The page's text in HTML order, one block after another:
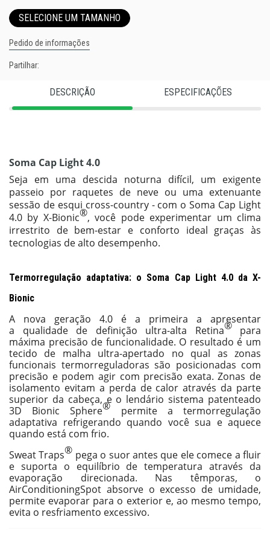
DESCRIÇÃO ESPECIFICAÇÕES
Soma Cap Light 4.0
Seja em uma descida noturna difícil, um exigente
passeio por raquetes de neve ou uma extenuante
sessão de esqui cross-country - com o Soma Cap Light
4.0 by X-Bionic®, você pode experimentar um clima
irrestrito de bem-estar e conforto ideal graças às
tecnologias de alto desempenho.
Termorregulação adaptativa: o Soma Cap Light 4.0 da X-
Bionic
A nova geração 4.0 é a primeira a apresentar
a qualidade de definição ultra-alta Retina®para
máxima precisão de funcionalidade. O resultado é um
tecido de malha ultra-apertado no qual as zonas
funcionais termorreguladoras são posicionadas com
precisão e podem agir com precisão exata. Zonas de
isolamento evitam a perda de calor através da parte
superior da cabeça, e o lendário sistema patenteado
3D Bionic Sphere®permite a termorregulação
adaptativa refrigerando quando você sua e aquece
quando está com frio.
Sweat Traps® pega o suor antes que ele comece a fluir
e suporta o equilíbrio de temperatura através da
evaporação direcionada. Nas têmporas, o
AirConditioningSpot absorve o excesso de umidade,
permite evaporar para o exterior e, ao mesmo tempo,
evita o resfriamento excessivo.
SELECIONE UM TAMANHO
Pedido de informações
Partilhar: